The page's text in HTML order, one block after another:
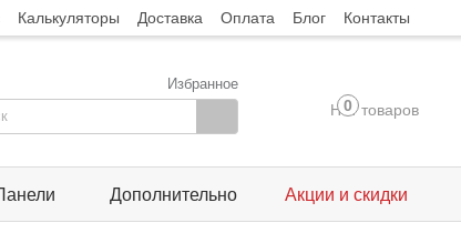
Калькуляторы Доставка Оплата Блог Контакты
Избранное
0
Нет товаров
Дополнительно Акции и скидки